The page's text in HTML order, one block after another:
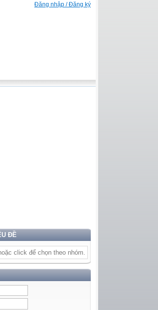
Đăng nhập / Đăng ký
ĐỀ